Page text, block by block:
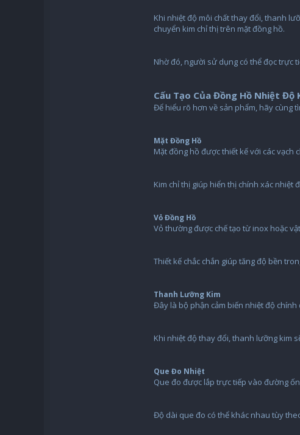
Khi nhiệt độ môi chất thay đổi, thanh
chuyển kim chỉ thị trên mặt đồng hồ.
Nhờ đó, người sử dụng có thể đọc trực
Cấu Tạo Của Đồng Hồ Nhiệt Độ
Để hiểu rõ hơn về sản phẩm, hãy cùng
Mặt Đồng Hồ
Mặt đồng hồ được thiết kế với các vạch
Kim chỉ thị giúp hiển thị chính xác nhiệt
Vỏ Đồng Hồ
Vỏ thường được chế tạo từ inox hoặc
Thiết kế chắc chắn giúp tăng độ bền
Thanh Lưỡng Kim
Đây là bộ phận cảm biến nhiệt độ chính
Khi nhiệt độ thay đổi, thanh lưỡng kim
Que Đo Nhiệt
Que đo được lắp trực tiếp vào đường
Độ dài que đo có thể khác nhau tùy